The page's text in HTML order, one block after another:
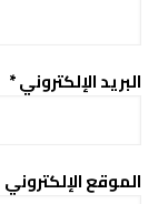
البريد الإلكتروني*
الموقع الإلكتروني